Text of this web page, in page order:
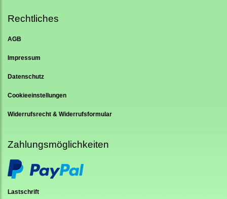
Rechtliches
AGB
Impressum
Datenschutz
Cookieeinstellungen
Widerrufsrecht & Widerrufsformular
Zahlungsmöglichkeiten
Lastschrift